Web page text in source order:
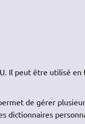
. Il peut être utilisé
de gérer
dictionnaires